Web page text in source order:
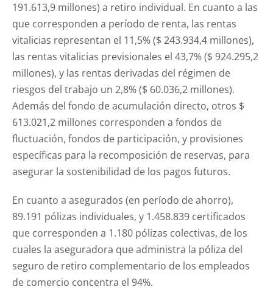
191.613,9 millones) a retiro individual. En cuanto a las
que corresponden a período de renta, las rentas
vitalicias representan el 11,5% ($ 243.934,4 millones),
las rentas vitalicias previsionales el 43,7% ($ 924.295,2
millones), y las rentas derivadas del régimen de
riesgos del trabajo un 2,8% ($ 60.036,2 millones).
Además del fondo de acumulación directo, otros $
613.021,2 millones corresponden a fondos de
fluctuación, fondos de participación, y provisiones
específicas para la recomposición de reservas, para
asegurar la sostenibilidad de los pagos futuros.
En cuanto a asegurados (en período de ahorro),
89.191 pólizas individuales, y 1.458.839 certificados
que corresponden a 1.180 pólizas colectivas, de los
cuales la aseguradora que administra la póliza del
seguro de retiro complementario de los empleados
de comercio concentra el 94%.